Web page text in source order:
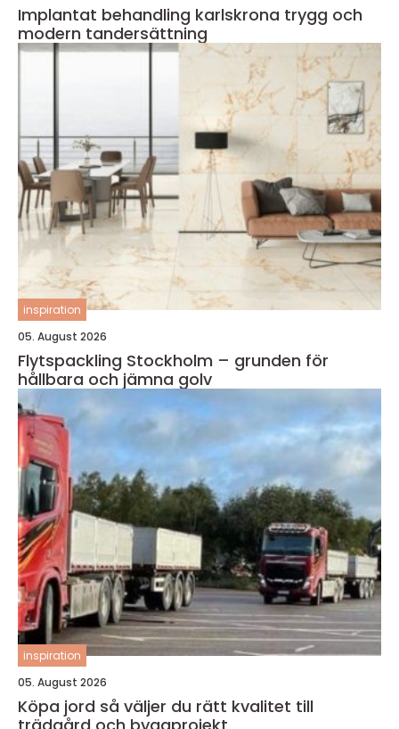
Implantat behandling karlskrona trygg och
modern tandersättning
inspiration
05. August 2026
Flytspackling Stockholm – grunden för
hållbara och jämna golv
inspiration
05. August 2026
Köpa jord så väljer du rätt kvalitet till